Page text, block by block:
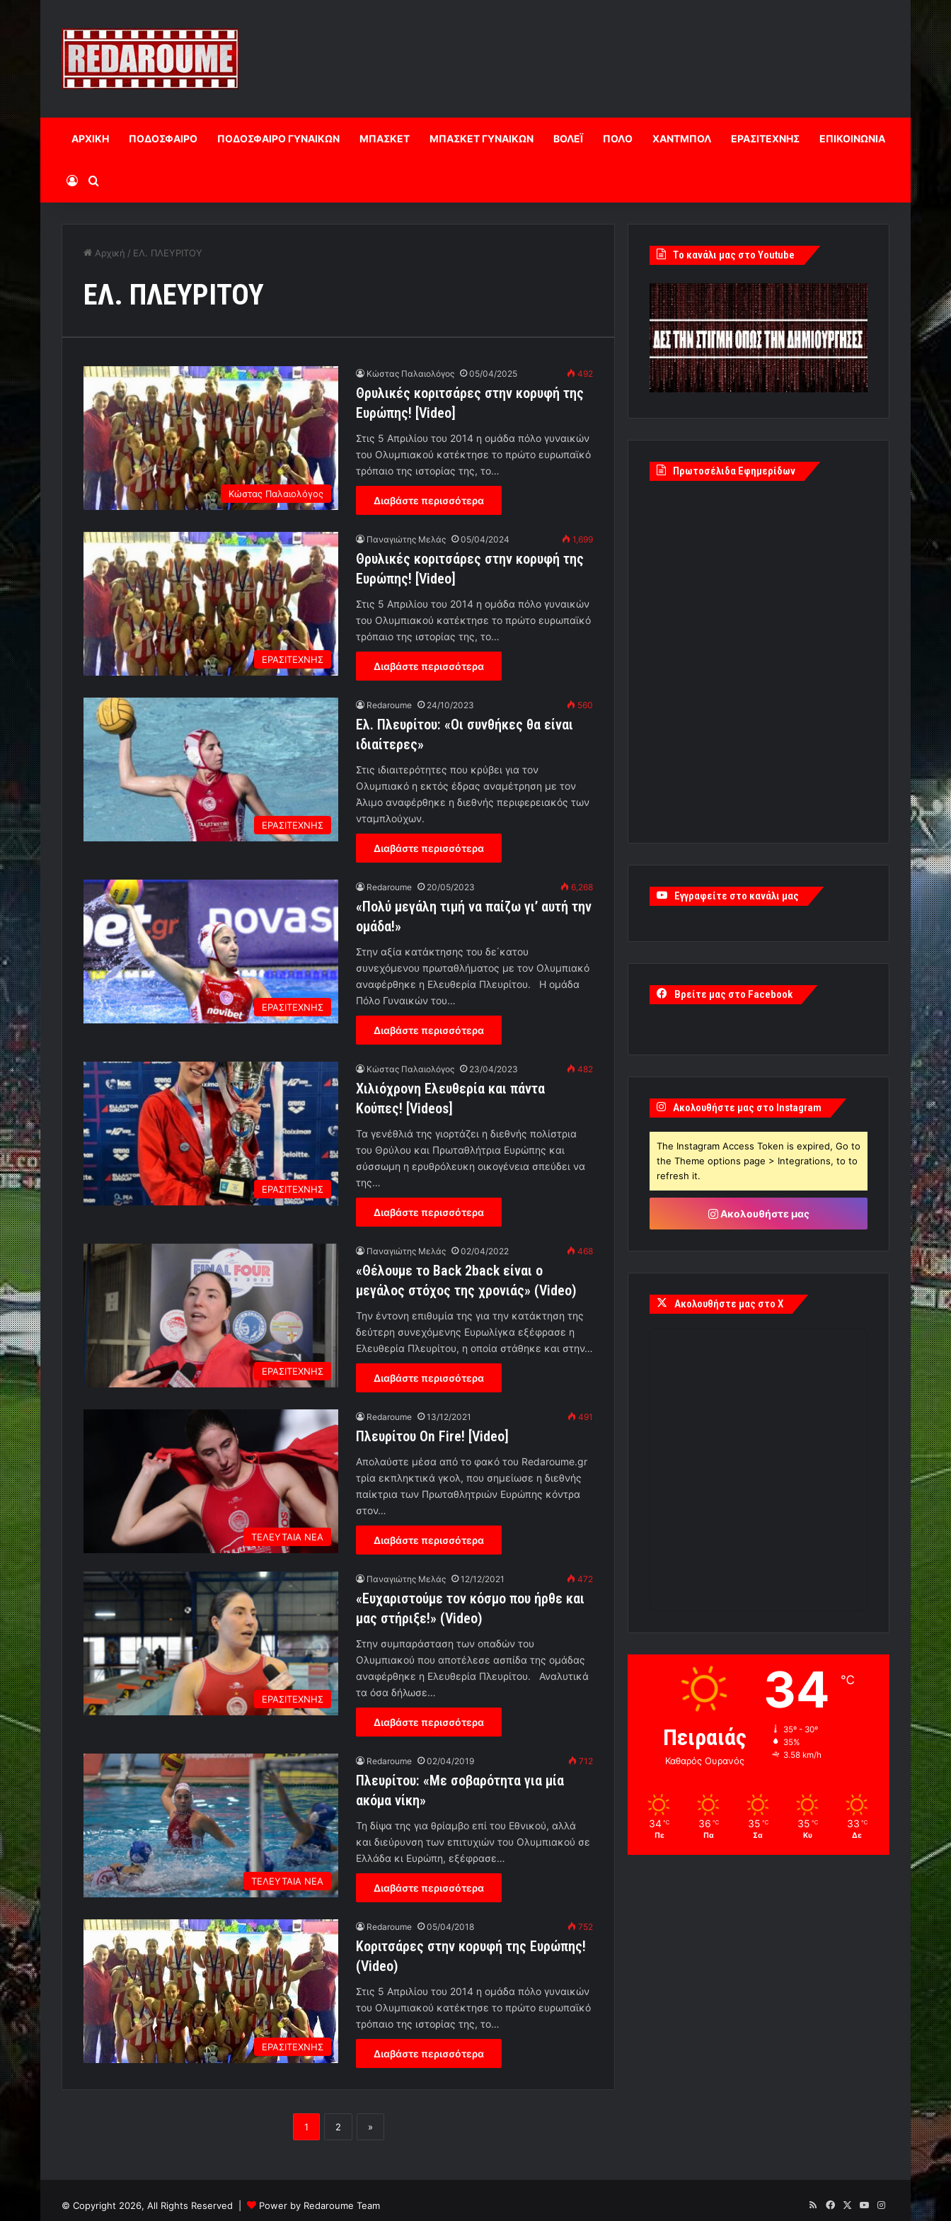
ΑΡΧΙΚΗ ΠΟΔΟΣΦΑΙΡΟ ΠΟΔΟΣΦΑΙΡΟ ΓΥΝΑΙΚΩΝ ΜΠΑΣΚΕΤ ΜΠΑΣΚΕΤ ΓΥΝΑΙΚΩΝ ΒΟΛΕΪ ΠΟΛΟ ΧΑΝΤΜΠΟΛ ΕΡΑΣΙΤΕΧΝΗΣ ΕΠΙΚΟΙΝΩΝΙΑ
Log InΑναζήτηση
Αρχική / ΕΛ. ΠΛΕΥΡΙΤΟΥ
ΕΛ. ΠΛΕΥΡΙΤΟΥ
Κώστας Παλαιολόγος
Κώστας Παλαιολόγος 05/04/2025 492
Θρυλικές κοριτσάρες στην κορυφή της
Ευρώπης! [Video]
Στις 5 Απριλίου του 2014 η ομάδα πόλο γυναικών
του Ολυμπιακού κατέκτησε το πρώτο ευρωπαϊκό
τρόπαιο της ιστορίας της, το…
Διαβάστε περισσότερα
ΕΡΑΣΙΤΕΧΝΗΣ
Παναγιώτης Μελάς 05/04/2024 1,699
Θρυλικές κοριτσάρες στην κορυφή της
Ευρώπης! [Video]
Στις 5 Απριλίου του 2014 η ομάδα πόλο γυναικών
του Ολυμπιακού κατέκτησε το πρώτο ευρωπαϊκό
τρόπαιο της ιστορίας της, το…
Διαβάστε περισσότερα
ΕΡΑΣΙΤΕΧΝΗΣ
Redaroume 24/10/2023 560
Ελ. Πλευρίτου: «Οι συνθήκες θα είναι
ιδιαίτερες»
Στις ιδιαιτερότητες που κρύβει για τον
Ολυμπιακό η εκτός έδρας αναμέτρηση με τον
Άλιμο αναφέρθηκε η διεθνής περιφερειακός των
νταμπλούχων.
Διαβάστε περισσότερα
ΕΡΑΣΙΤΕΧΝΗΣ
Redaroume 20/05/2023 6,268
«Πολύ μεγάλη τιμή να παίζω γι’ αυτή την
ομάδα!»
Στην αξία κατάκτησης του δε΄κατου
συνεχόμενου πρωταθλήματος με τον Ολυμπιακό
αναφέρθηκε η Ελευθερία Πλευρίτου. H oμάδα
Πόλο Γυναικών του…
Διαβάστε περισσότερα
ΕΡΑΣΙΤΕΧΝΗΣ
Κώστας Παλαιολόγος 23/04/2023 482
Χιλιόχρονη Ελευθερία και πάντα
Κούπες! [Videos]
Τα γενέθλιά της γιορτάζει η διεθνής πολίστρια
του Θρύλου και Πρωταθλήτρια Ευρώπης και
σύσσωμη η ερυθρόλευκη οικογένεια σπεύδει να
της…
Διαβάστε περισσότερα
ΕΡΑΣΙΤΕΧΝΗΣ
Παναγιώτης Μελάς 02/04/2022 468
«Θέλουμε το Back 2back είναι ο
μεγάλος στόχος της χρονιάς» (Video)
Την έντονη επιθυμία της για την κατάκτηση της
δεύτερη συνεχόμενης Ευρωλίγκα εξέφρασε η
Ελευθερία Πλευρίτου, η οποία στάθηκε και στην…
Διαβάστε περισσότερα
ΤΕΛΕΥΤΑΙΑ ΝΕΑ
Redaroume 13/12/2021 491
Πλευρίτου On Fire! [Video]
Απολαύστε μέσα από το φακό του Redaroume.gr
τρία εκπληκτικά γκολ, που σημείωσε η διεθνής
παίκτρια των Πρωταθλητριών Ευρώπης κόντρα
στον…
Διαβάστε περισσότερα
ΕΡΑΣΙΤΕΧΝΗΣ
Παναγιώτης Μελάς 12/12/2021 472
«Ευχαριστούμε τον κόσμο που ήρθε και
μας στήριξε!» (Video)
Στην συμπαράσταση των οπαδών του
Ολυμπιακού που αποτέλεσε ασπίδα της ομάδας
αναφέρθηκε η Ελευθερία Πλευρίτου. Αναλυτικά
τα όσα δήλωσε…
Διαβάστε περισσότερα
ΤΕΛΕΥΤΑΙΑ ΝΕΑ
Redaroume 02/04/2019 712
Πλευρίτου: «Με σοβαρότητα για μία
ακόμα νίκη»
Τη δίψα της για θρίαμβο επί του Εθνικού, αλλά
και διεύρυνση των επιτυχιών του Ολυμπιακού σε
Ελλάδα κι Ευρώπη, εξέφρασε…
Διαβάστε περισσότερα
ΕΡΑΣΙΤΕΧΝΗΣ
Redaroume 05/04/2018 752
Κοριτσάρες στην κορυφή της Ευρώπης!
(Video)
Στις 5 Απριλίου του 2014 η ομάδα πόλο γυναικών
του Ολυμπιακού κατέκτησε το πρώτο ευρωπαϊκό
τρόπαιο της ιστορίας της, το…
Διαβάστε περισσότερα
1 2 »
Tο κανάλι μας στο Youtube
Πρωτοσέλιδα Εφημερίδων
Εγγραφείτε στο κανάλι μας
Βρείτε μας στο Facebook
Ακολουθήστε μας στο Instagram
The Instagram Access Token is expired, Go to
the Theme options page > Integrations, to to
refresh it.
Ακολουθήστε μας
Ακολουθήστε μας στο X
Πειραιάς
Καθαρός Ουρανός
34 ℃
35º - 30º
35%
3.58 km/h
34 ℃
Πε
36 ℃
Πα
35 ℃
Σα
35 ℃
Κυ
33 ℃
Δε
© Copyright 2026, All Rights Reserved | Power by Redaroume Team RSSFacebook
X YouTubeInstagram